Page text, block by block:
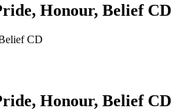
Honour, Belief CD
Honour, Belief CD